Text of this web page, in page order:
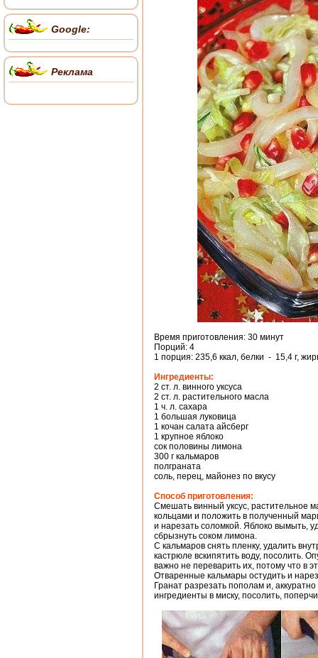
Время приготовления: 30 минут
Порций: 4
1 порция: 235,6 ккал, белки - 15,4 г,
Ингредиенты:
2 ст. л. винного уксуса
2 ст. л. растительного масла
1 ч. л. сахара
1 большая луковица
1 кочан салата айсберг
1 крупное яблоко
сок половины лимона
300 г кальмаров
полграната
соль, перец, майонез по вкусу
Способ приготовления:
Смешать винный уксус, растительное
кольцами и положить в полученный
и нарезать соломкой. Яблоко вымыть,
сбрызнуть соком лимона.
С кальмаров снять пленку, удалить
кастрюле вскипятить воду, посолить.
важно не переварить их, потому что в
Отваренные кальмары остудить и
Гранат разрезать пополам и,
ингредиенты в миску, посолить,
Google:
Реклама